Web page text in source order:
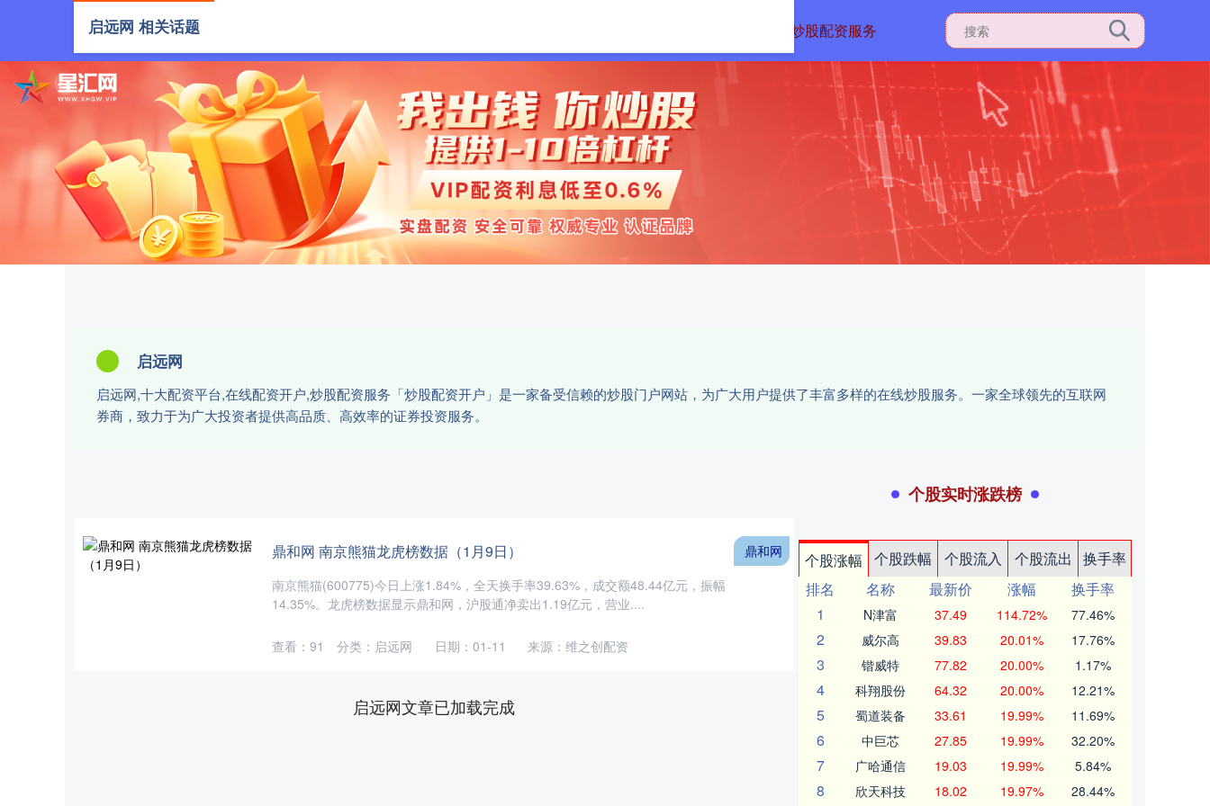
炒股配资服务
启远网
启远网,十大配资平台,在线配资开户,炒股配资服务「炒股配资开户」是一家备受信赖的炒股门户网站，为广大用户提供了丰富多样的在线炒股服务。一家全球领先的互联网
券商，致力于为广大投资者提供高品质、高效率的证券投资服务。
启远网 相关话题
鼎和网 南京熊猫龙虎榜数据（1月9日）
南京熊猫(600775)今日上涨1.84%，全天换手率39.63%，成交额48.44亿元，振幅
14.35%。龙虎榜数据显示鼎和网，沪股通净卖出1.19亿元，营业....
鼎和网
日期：01-11 来源：维之创配资
查看： 91 分类： 启远网
启远网文章已加载完成
个股实时涨跌榜
个股涨幅 个股跌幅 个股流入 个股流出
换手率
排名
名称 最新价 涨幅
换手率
1
N津富 37.49 114.72% 77.46%
2 威尔高 39.83 20.01% 17.76%
3 锴威特 77.82 20.00% 1.17%
4 科翔股份 64.32 20.00% 12.21%
5 蜀道装备 33.61 19.99% 11.69%
6 中巨芯 27.85 19.99% 32.20%
7 广哈通信 19.03 19.99% 5.84%
8 欣天科技 18.02 19.97% 28.44%